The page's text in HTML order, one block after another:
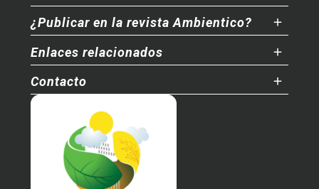
¿Publicar en la revista Ambientico?
Enlaces relacionados
Contacto